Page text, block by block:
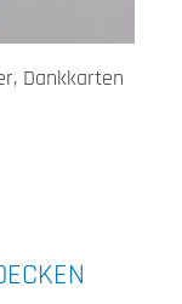
Dankkarten